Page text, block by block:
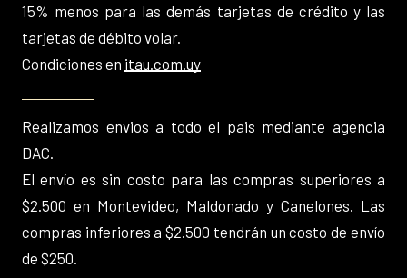
15% menos para las demás tarjetas de crédito y las
tarjetas de débito volar.
Condiciones en itau.com.uy
Realizamos envios a todo el pais mediante agencia
DAC.
El envío es sin costo para las compras superiores a
$2.500 en Montevideo, Maldonado y Canelones. Las
compras inferiores a $2.500 tendrán un costo de envío
de $250.